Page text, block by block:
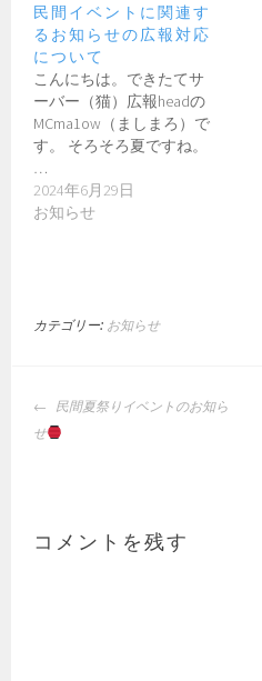
民間イベントに関連す
るお知らせの広報対応
について
こんにちは。できたてサ
ーバー（猫）広報headの
MCma1ow（ましまろ）で
す。 そろそろ夏ですね。
…
2024年6月29日
お知らせ
カテゴリー: お知らせ
投
稿
ー
民間夏祭りイベントのお知ら
せ
コメントを残す